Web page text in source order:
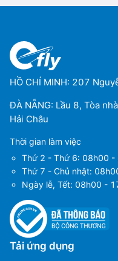
HỒ CHÍ MINH: 207
ĐÀ NẴNG: Lầu 8, Tòa
Hải Châu
Thời gian làm việc
Thứ 2 - Thứ 6: 08h00 -
Thứ 7 - Chủ nhật:
Ngày lễ, Tết: 08h00 -
Tải ứng dụng